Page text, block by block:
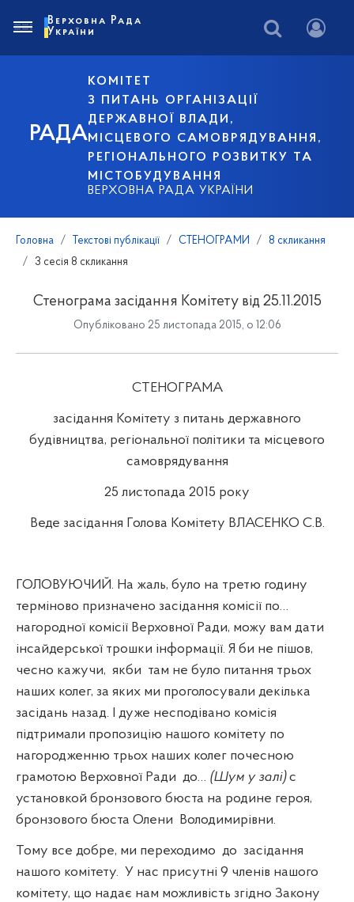
РАДА
КОМІТЕТ
З ПИТАНЬ ОРГАНІЗАЦІЇ
ДЕРЖАВНОЇ ВЛАДИ,
МІСЦЕВОГО САМОВРЯДУВАННЯ,
РЕГІОНАЛЬНОГО РОЗВИТКУ ТА
МІСТОБУДУВАННЯ
ВЕРХОВНА РАДА УКРАЇНИ
Верховна Рада
України
Головна Текстові публікації СТЕНОГРАМИ
8 скликання
3 сесія 8 скликання
Стенограма засідання Комітету від 25.11.2015
Опубліковано 25 листопада 2015, о 12:06
СТЕНОГРАМА
засідання Комітету з питань державного
будівництва, регіональної політики та місцевого
самоврядування
25 листопада 2015 року
Веде засідання Голова Комітету ВЛАСЕНКО С.В.
ГОЛОВУЮЧИЙ. На жаль, було на третю годину
терміново призначено засідання комісії по…
нагородної комісії Верховної Ради, можу вам дати
інсайдерської трошки інформації. Я би не пішов,
чесно кажучи, якби там не було питання трьох
наших колег, за яких ми проголосували декілька
засідань назад. І дуже несподівано комісія
підтримали пропозицію нашого комітету по
нагородженню трьох наших колег почесною
грамотою Верховної Ради до… (Шум у залі)с
установкой бронзового бюста на родине героя,
бронзового бюста Олени
Володимирівни.
Тому все добре, ми переходимо до засідання
нашого комітету. У нас присутні 9 членів нашого
комітету, що надає нам можливість згідно Закону